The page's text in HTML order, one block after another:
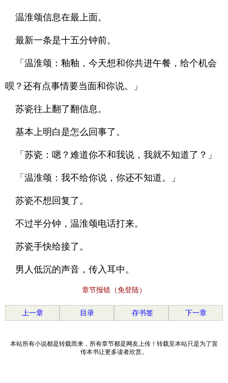
温淮颂信息在最上面。
最新一条是十五分钟前。
「温淮颂：釉釉，今天想和你共进午餐，给个机会
呗？还有点事情要当面和你说。」
苏瓷往上翻了翻信息。
基本上明白是怎么回事了。
「苏瓷：嗯？难道你不和我说，我就不知道了？」
「温淮颂：我不给你说，你还不知道。」
苏瓷不想回复了。
不过半分钟，温淮颂电话打来。
苏瓷手快给接了。
男人低沉的声音，传入耳中。
章节报错（免登陆）
上一章 目录 存书签 下一章
本站所有小说都是转载而来，所有章节都是网友上传！转载至本站只是为了宣
传本书让更多读者欣赏。